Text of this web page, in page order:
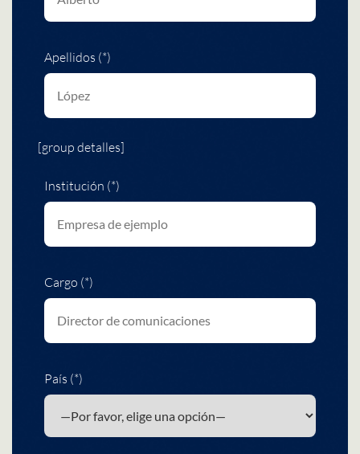
Apellidos (*)
[group detalles]
Institución (*)
Cargo (*)
País (*)